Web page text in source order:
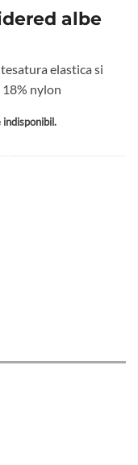
albe
elastica si
nylon